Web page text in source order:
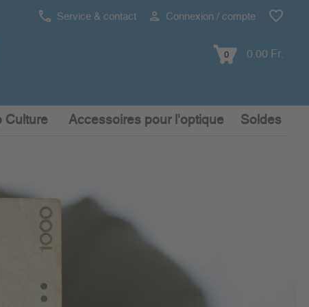
Service & contact Connexion / compte
0 0.00 Fr.
Culture Accessoires pour l'optique Soldes